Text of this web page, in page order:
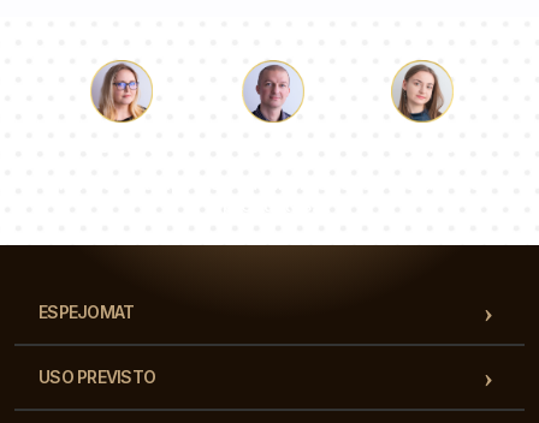
ESPEJOMAT
USO PREVISTO